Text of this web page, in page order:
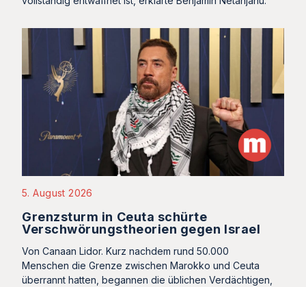
5. August 2026
Grenzsturm in Ceuta schürte
Verschwörungstheorien gegen Israel
Von Canaan Lidor. Kurz nachdem rund 50.000
Menschen die Grenze zwischen Marokko und Ceuta
überrannt hatten, begannen die üblichen Verdächtigen,